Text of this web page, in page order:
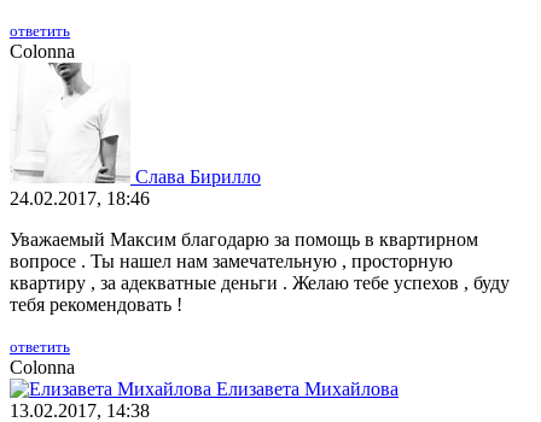
ответить
Colonna
Слава Бирилло
24.02.2017, 18:46
Уважаемый Максим благодарю за помощь в квартирном
вопросе . Ты нашел нам замечательную , просторную
квартиру , за адекватные деньги . Желаю тебе успехов , буду
тебя рекомендовать !
ответить
Colonna
Елизавета Михайлова
13.02.2017, 14:38